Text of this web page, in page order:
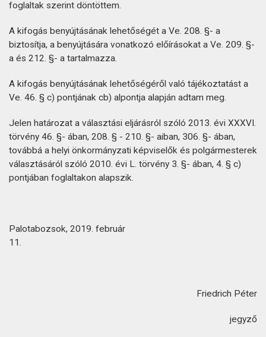
foglaltak szerint döntöttem.
A kifogás benyújtásának lehetőségét a Ve. 208. §- a
biztosítja, a benyújtására vonatkozó előírásokat a Ve. 209. §-
a és 212. §- a tartalmazza.
A kifogás benyújtásának lehetőségéről való tájékoztatást a
Ve. 46. § c) pontjának cb) alpontja alapján adtam meg.
Jelen határozat a választási eljárásról szóló 2013. évi XXXVI.
törvény 46. §- ában, 208. § - 210. §- aiban, 306. §- ában,
továbbá a helyi önkormányzati képviselők és polgármesterek
választásáról szóló 2010. évi L. törvény 3. §- ában, 4. § c)
pontjában foglaltakon alapszik.
Palotabozsok, 2019. február
11.
Friedrich Péter
jegyző